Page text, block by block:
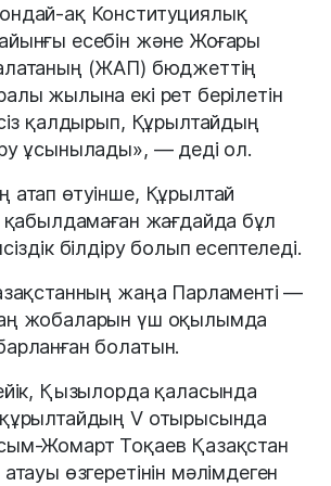
ақ Конституциялық
есебін және Жоғары
(ЖАП) бюджеттің
жылына екі рет берілетін
қалдырып, Құрылтайдың
ұсынылады», — деді ол.
атап өтуінше, Құрылтай
қабылдамаған жағдайда бұл
білдіру болып есептеледі.
жаңа Парламенті —
жобаларын үш оқылымда
болатын.
Қызылорда қаласында
V отырысында
Жомарт Тоқаев Қазақстан
өзгеретінін мәлімдеген